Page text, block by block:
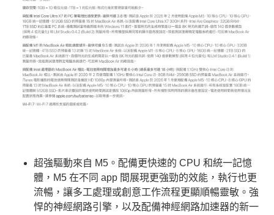
超強驅動來自 M5。配備更快速的 CPU 和統一記憶
體，M5 在不同 app 間展現更強勁的效能，執行也更
流暢，讓多工處理或創意工作流程更顯順暢靈敏。強
悍的神經網路引擎，以及配備神經網路加速器的新一